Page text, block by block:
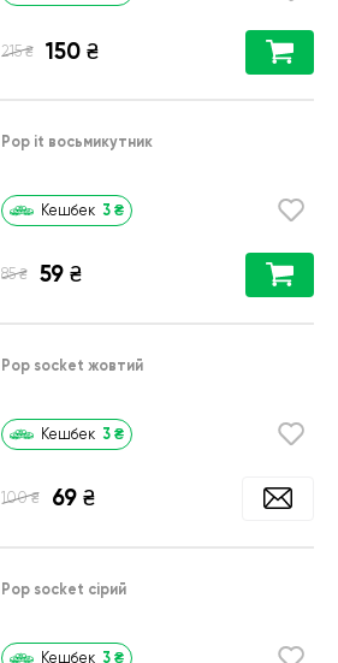
215 ₴ 150 ₴
Pop it восьмикутник
Кешбек 3 ₴
85 ₴ 59 ₴
Pop socket жовтий
Кешбек 3 ₴
100 ₴ 69 ₴
Pop socket сірий
Кешбек 3 ₴